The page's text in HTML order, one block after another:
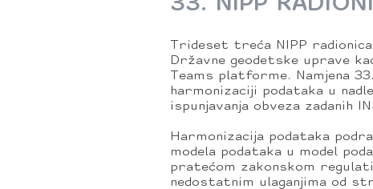
33. NIPP
Trideset treća NIPP
Državne geodetske uprave
Teams platforme. Namjena
harmonizaciji podataka u
ispunjavanja obveza zadanih
Harmonizacija podataka
modela podataka u model
pratećom zakonskom
nedostatnim ulaganjima od